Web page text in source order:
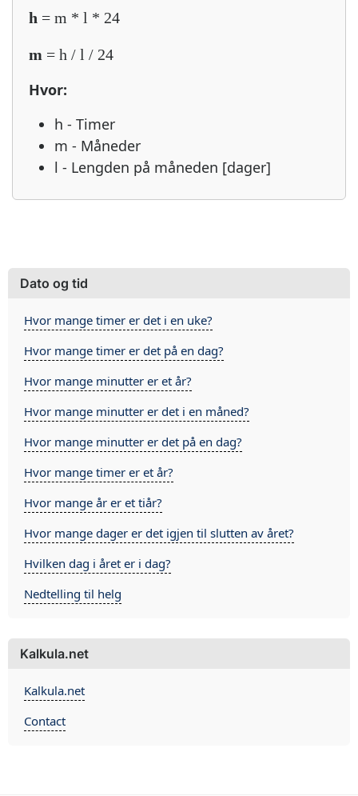
h = m * l * 24
m = h / l / 24
Hvor:
h - Timer
m - Måneder
l - Lengden på måneden [dager]
Dato og tid
Hvor mange timer er det i en uke?
Hvor mange timer er det på en dag?
Hvor mange minutter er et år?
Hvor mange minutter er det i en måned?
Hvor mange minutter er det på en dag?
Hvor mange timer er et år?
Hvor mange år er et tiår?
Hvor mange dager er det igjen til slutten av året?
Hvilken dag i året er i dag?
Nedtelling til helg
Kalkula.net
Kalkula.net
Contact